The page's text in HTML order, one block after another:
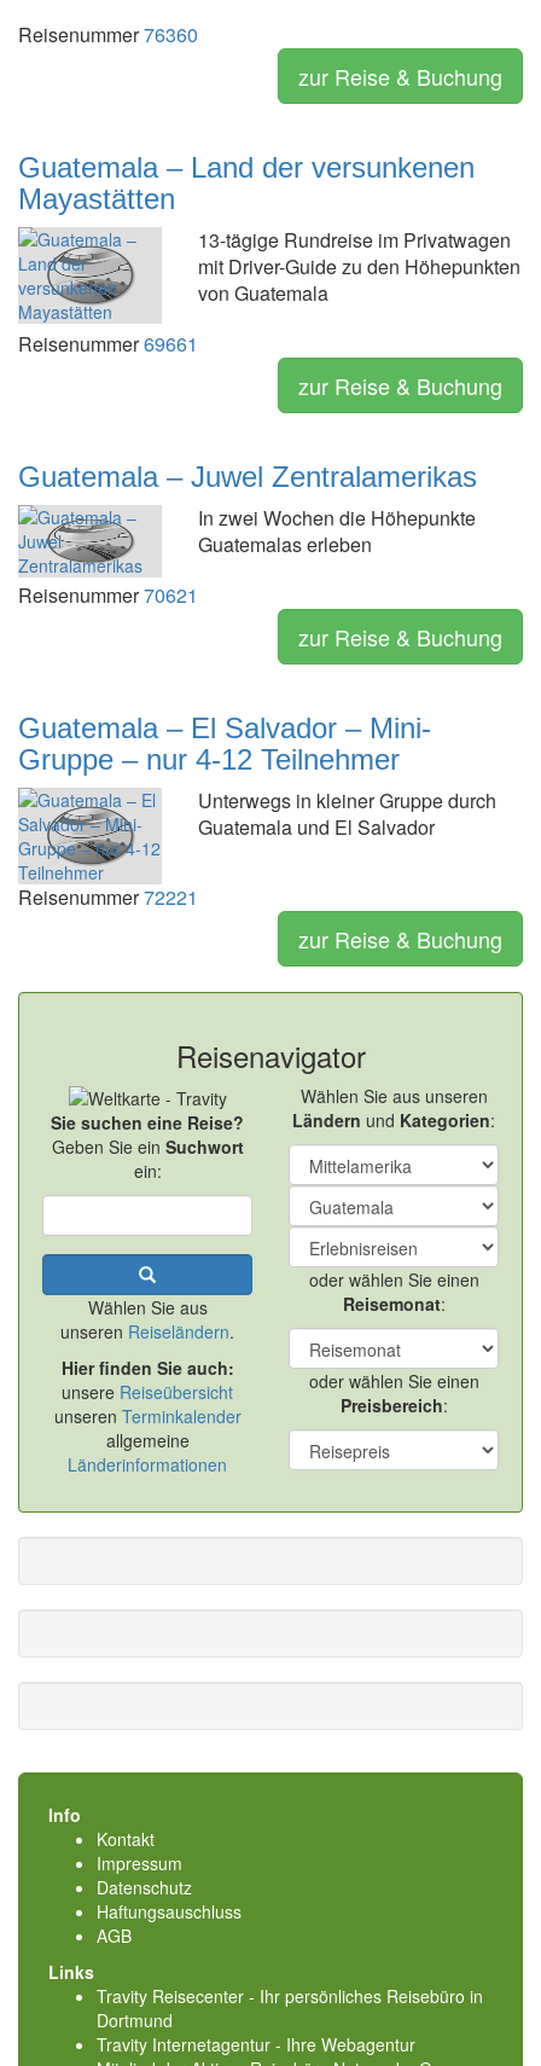
Reisenummer76360
zur Reise & Buchung
Guatemala – Land der versunkenen
Mayastätten
13-tägige Rundreise im Privatwagen
mit Driver-Guide zu den Höhepunkten
von Guatemala
Reisenummer69661
zur Reise & Buchung
Guatemala – Juwel Zentralamerikas
In zwei Wochen die Höhepunkte
Guatemalas erleben
Reisenummer70621
zur Reise & Buchung
Guatemala – El Salvador – Mini-
Gruppe – nur 4-12 Teilnehmer
Unterwegs in kleiner Gruppe durch
Guatemala und El Salvador
Reisenummer72221
zur Reise & Buchung
Reisenavigator
Sie suchen eine Reise?
Geben Sie ein Suchwort
ein:
Wählen Sie aus
unseren Reiseländern.
Hier finden Sie auch:
unsere Reiseübersicht
unseren Terminkalender
allgemeine
Länderinformationen
Wählen Sie aus unseren
Ländern und Kategorien:
oder wählen Sie einen
Reisemonat:
oder wählen Sie einen
Preisbereich:
Info
Kontakt
Impressum
Datenschutz
Haftungsauschluss
AGB
Links
Travity Reisecenter - Ihr persönliches Reisebüro in
Dortmund
Travity Internetagentur - Ihre Webagentur